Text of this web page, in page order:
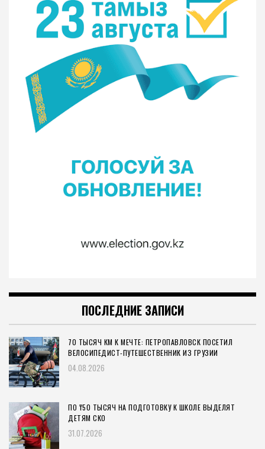
ПОСЛЕДНИЕ ЗАПИСИ
70 ТЫСЯЧ КМ К МЕЧТЕ: ПЕТРОПАВЛОВСК ПОСЕТИЛ
ВЕЛОСИПЕДИСТ-ПУТЕШЕСТВЕННИК ИЗ ГРУЗИИ
04.08.2026
ПО ₸50 ТЫСЯЧ НА ПОДГОТОВКУ К ШКОЛЕ ВЫДЕЛЯТ
ДЕТЯМ СКО
31.07.2026